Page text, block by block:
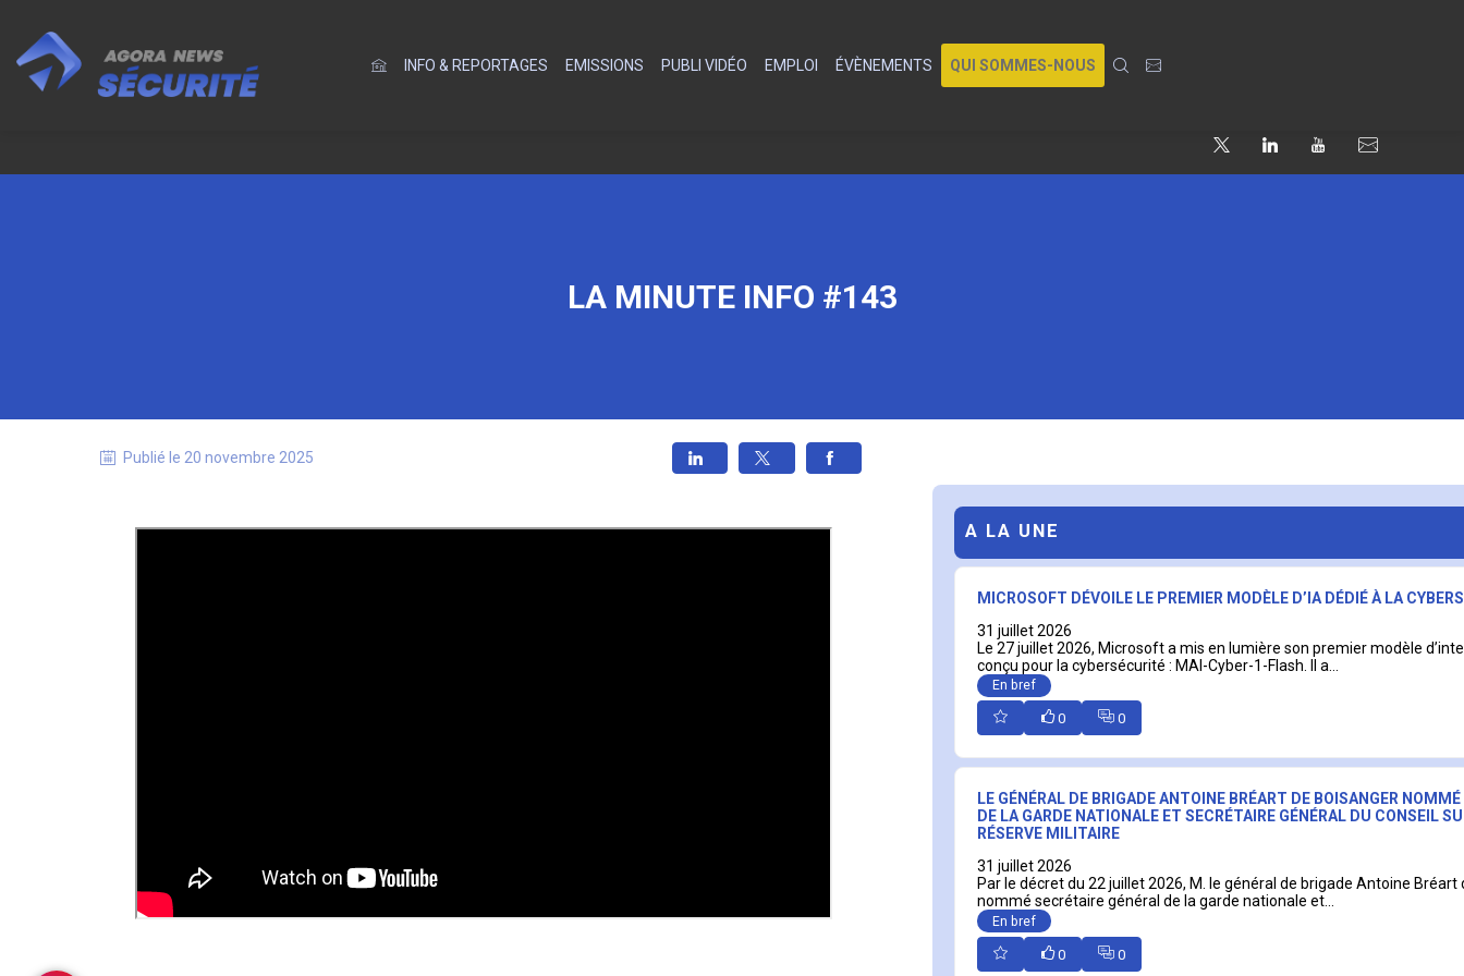
INFO & REPORTAGES EMISSIONS PUBLI VIDÉO EMPLOI ÉVÈNEMENTS QUI SOMMES-NOUS
LA MINUTE INFO #143
Publié le 20 novembre 2025
A LA UNE
MICROSOFT DÉVOILE LE PREMIER MODÈLE D’IA DÉDIÉ À LA
31 juillet 2026
Le 27 juillet 2026, Microsoft a mis en lumière son premier modèle
conçu pour la cybersécurité : MAI-Cyber-1-Flash. Il a...
En bref
0 0
LE GÉNÉRAL DE BRIGADE ANTOINE BRÉART DE BOISANGER
DE LA GARDE NATIONALE ET SECRÉTAIRE GÉNÉRAL DU CONSEIL
RÉSERVE MILITAIRE
31 juillet 2026
Par le décret du 22 juillet 2026, M. le général de brigade Antoine Bréart
nommé secrétaire général de la garde nationale et...
En bref
0 0